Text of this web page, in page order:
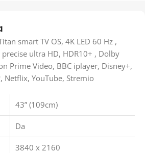
smart TV OS, 4K LED 60 Hz ,
ultra HD, HDR10+ , Dolby
Prime Video, BBC iplayer, Disney+,
Netflix, YouTube, Stremio
43” (109cm)
Da
3840 x 2160